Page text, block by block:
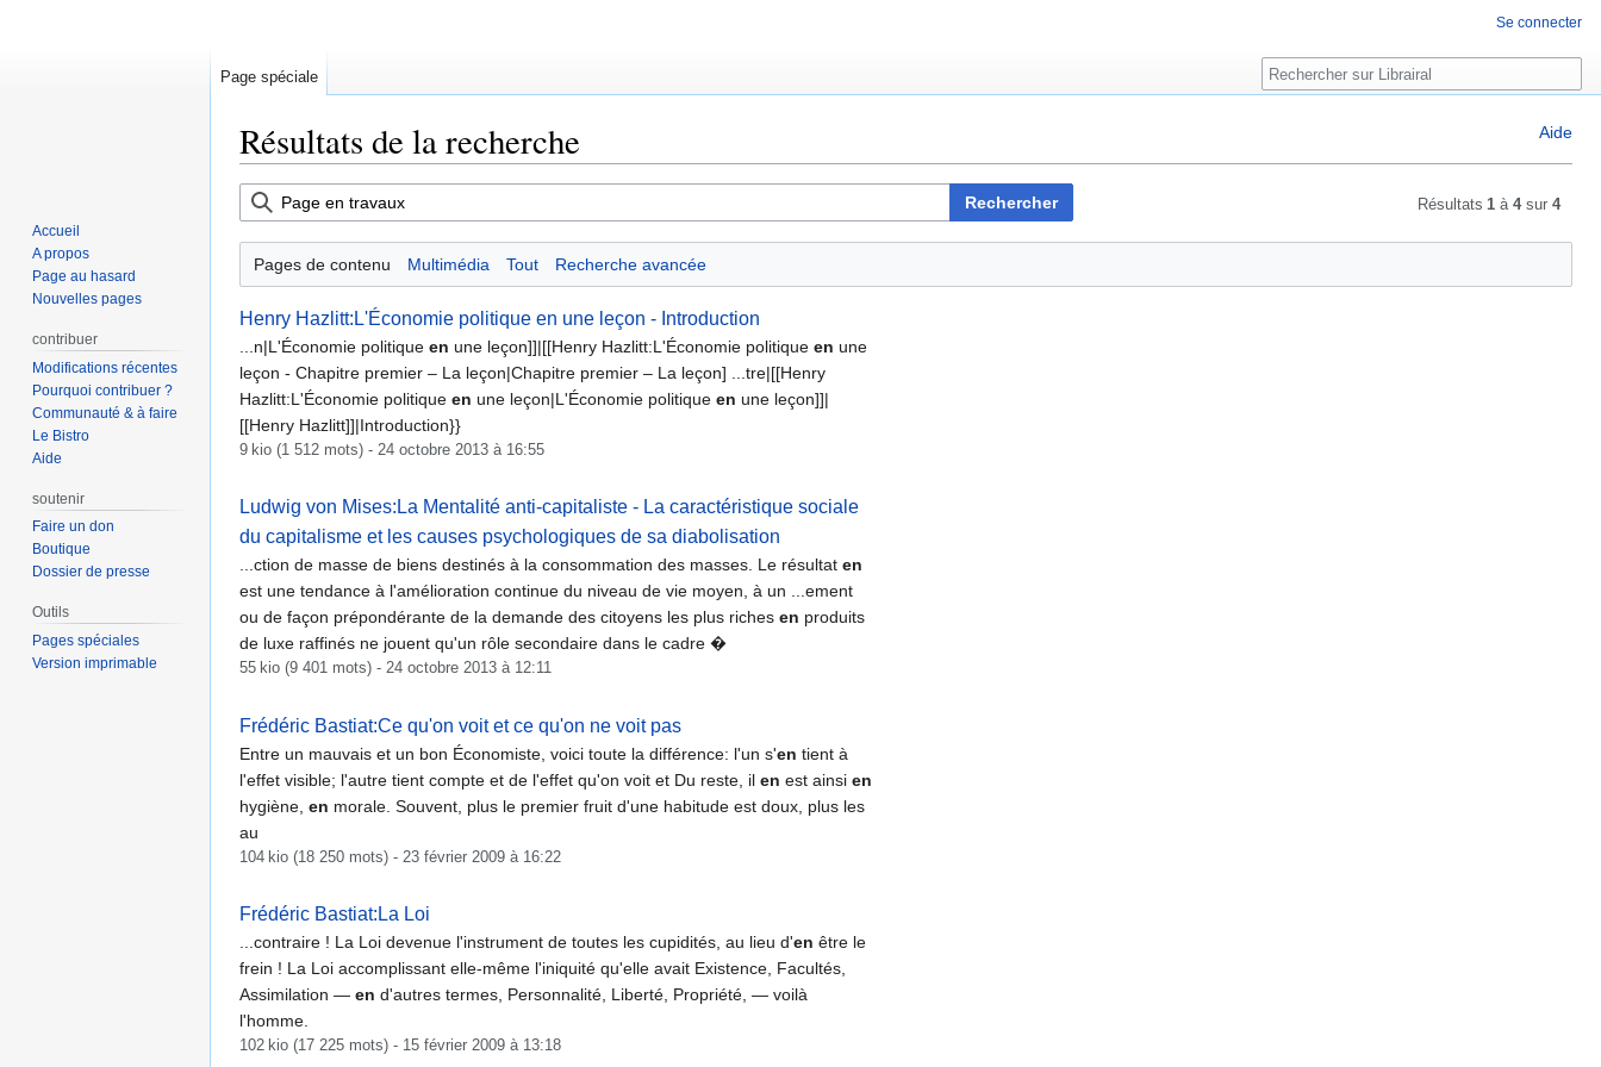
Aide
Résultats de la recherche
Aller
à
la
navigation
Aller
à
la
recherche
Rechercher Résultats1 à4sur4
Pages de contenu Multimédia Tout Recherche avancée
Henry Hazlitt:L'Économie politique en une leçon - Introduction
...n|L'Économie politique en une leçon]]|[[Henry Hazlitt:L'Économie politique en une
leçon - Chapitre premier – La leçon|Chapitre premier – La leçon] ...tre|[[Henry
Hazlitt:L'Économie politique en une leçon|L'Économie politique en une leçon]]|
[[Henry Hazlitt]]|Introduction}}
9 kio (1 512 mots) - 24 octobre 2013 à 16:55
Ludwig von Mises:La Mentalité anti-capitaliste - La caractéristique sociale
du capitalisme et les causes psychologiques de sa diabolisation
...ction de masse de biens destinés à la consommation des masses. Le résultat en
est une tendance à l'amélioration continue du niveau de vie moyen, à un ...ement
ou de façon prépondérante de la demande des citoyens les plus riches en produits
de luxe raffinés ne jouent qu'un rôle secondaire dans le cadre �
55 kio (9 401 mots) - 24 octobre 2013 à 12:11
Frédéric Bastiat:Ce qu'on voit et ce qu'on ne voit pas
Entre un mauvais et un bon Économiste, voici toute la différence: l'un s'en tient à
l'effet visible; l'autre tient compte et de l'effet qu'on voit et Du reste, il en est ainsi en
hygiène, en morale. Souvent, plus le premier fruit d'une habitude est doux, plus les
au
104 kio (18 250 mots) - 23 février 2009 à 16:22
Frédéric Bastiat:La Loi
...contraire ! La Loi devenue l'instrument de toutes les cupidités, au lieu d'en être le
frein ! La Loi accomplissant elle-même l'iniquité qu'elle avait Existence, Facultés,
Assimilation — en d'autres termes, Personnalité, Liberté, Propriété, — voilà
l'homme.
102 kio (17 225 mots) - 15 février 2009 à 13:18
Se connecter
Page spéciale Rechercher
Accueil
A propos
Page au hasard
Nouvelles pages
contribuer
Modifications récentes
Pourquoi contribuer ?
Communauté & à faire
Le Bistro
Aide
soutenir
Faire un don
Boutique
Dossier de presse
Outils
Pages spéciales
Version imprimable